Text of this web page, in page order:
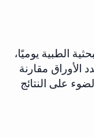
الطبية يوميًا،
الأوراق مقارنة
على النتائج